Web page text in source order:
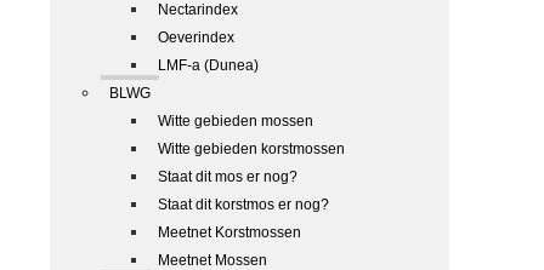
Nectarindex
Oeverindex
LMF-a (Dunea)
BLWG
Witte gebieden mossen
Witte gebieden korstmossen
Staat dit mos er nog?
Staat dit korstmos er nog?
Meetnet Korstmossen
Meetnet Mossen